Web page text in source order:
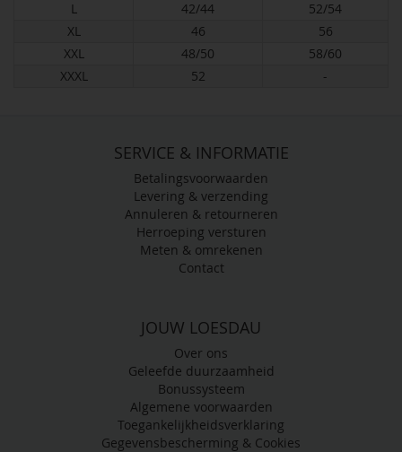
L
42/44
52/54
XL
46
56
XXL
48/50
58/60
XXXL
52 -
SERVICE & INFORMATIE
Betalingsvoorwaarden
Levering & verzending
Annuleren & retourneren
Herroeping versturen
Meten & omrekenen
Contact
JOUW LOESDAU
Over ons
Geleefde duurzaamheid
Bonussysteem
Algemene voorwaarden
Toegankelijkheidsverklaring
Gegevensbescherming & Cookies